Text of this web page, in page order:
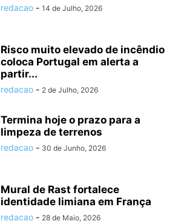
redacao - 14 de Julho, 2026
Risco muito elevado de incêndio
coloca Portugal em alerta a
partir...
redacao - 2 de Julho, 2026
Termina hoje o prazo para a
limpeza de terrenos
redacao - 30 de Junho, 2026
Mural de Rast fortalece
identidade limiana em França
redacao - 28 de Maio, 2026